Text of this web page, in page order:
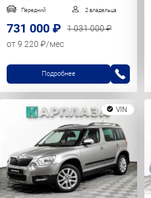
Передний 2 владельца
731 000 ₽
1 031 000 ₽
от 9 220 ₽/мес
Подробнее
VIN